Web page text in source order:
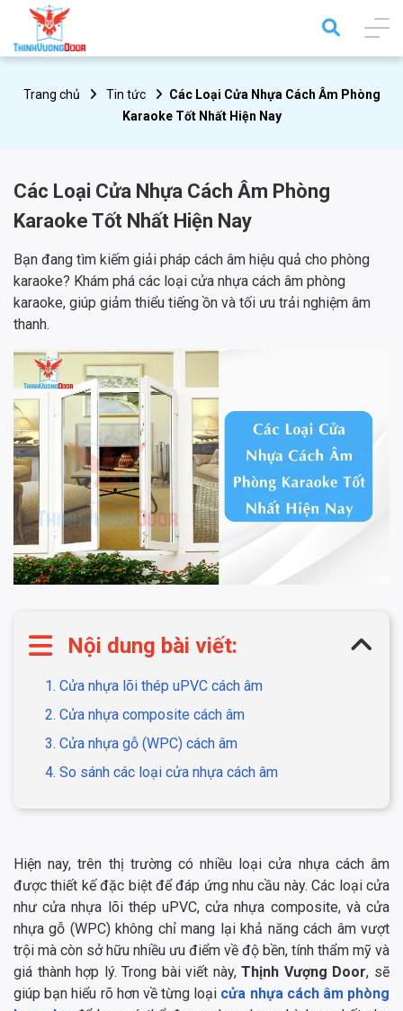
Trang chủ Tin tức
Các Loại Cửa Nhựa Cách Âm Phòng
Karaoke Tốt Nhất Hiện Nay
Các Loại Cửa Nhựa Cách Âm Phòng
Karaoke Tốt Nhất Hiện Nay
Bạn đang tìm kiếm giải pháp cách âm hiệu quả cho phòng
karaoke? Khám phá các loại cửa nhựa cách âm phòng
karaoke, giúp giảm thiểu tiếng ồn và tối ưu trải nghiệm âm
thanh.
Nội dung bài viết:
1. Cửa nhựa lõi thép uPVC cách âm
2. Cửa nhựa composite cách âm
3. Cửa nhựa gỗ (WPC) cách âm
4. So sánh các loại cửa nhựa cách âm
Hiện nay, trên thị trường có nhiều loại cửa nhựa cách âm
được thiết kế đặc biệt để đáp ứng nhu cầu này. Các loại cửa
như cửa nhựa lõi thép uPVC, cửa nhựa composite, và cửa
nhựa gỗ (WPC) không chỉ mang lại khả năng cách âm vượt
trội mà còn sở hữu nhiều ưu điểm về độ bền, tính thẩm mỹ và
giá thành hợp lý. Trong bài viết này,Thịnh Vượng Door, sẽ
giúp bạn hiểu rõ hơn về từng loại cửa nhựa cách âm phòng